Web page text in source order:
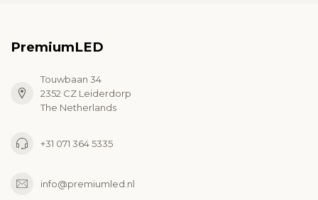
PremiumLED
Touwbaan 34
2352 CZ Leiderdorp
The Netherlands
+31 071 364 5335
info@premiumled.nl